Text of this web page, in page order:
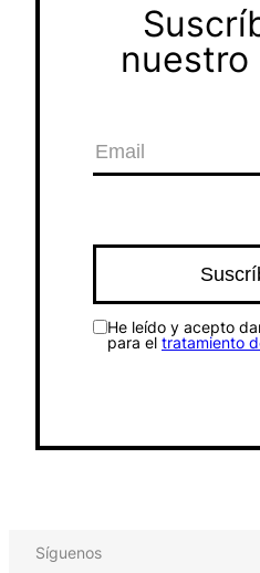
He leído y acepto
para el tratamiento
Síguenos